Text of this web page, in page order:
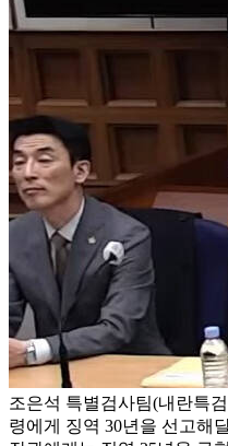
조은석 특별검사팀(내란특
령에게 징역 30년을 선고해